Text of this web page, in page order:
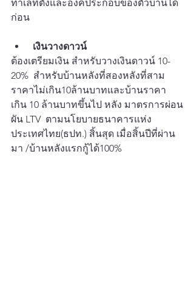
ทำเลที่ตั้งและองค์ประกอบของตัวบ้านได้
ก่อน
เงินวางดาวน์
ต้องเตรียมเงิน สำหรับวางเงินดาวน์ 10-
20%  สำหรับบ้านหลังที่สองหลังที่สาม
ราคาไม่เกิน10ล้านบาทและบ้านราคา
เกิน 10 ล้านบาทขึ้นไป หลัง มาตรการผ่อน
ผัน LTV  ตามนโยบายธนาคารแห่ง
ประเทศไทย(ธปท.) สิ้นสุด เมื่อสิ้นปีที่ผ่าน
มา /บ้านหลังแรกกู้ได้100%